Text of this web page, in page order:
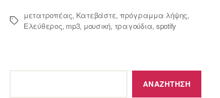
Ετικέτες
μετατροπέας, Κατεβάστε, πρόγραμμα λήψης,
Ελεύθερος, mp3, μουσική, τραγούδια, spotify
Πρόσφατες
ΑΝΑΖΉΤΗΣΗ